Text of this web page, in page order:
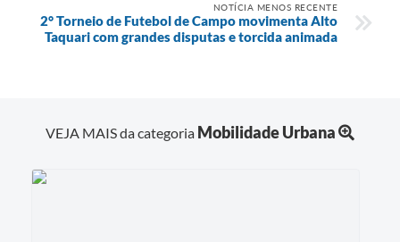
NOTÍCIA MENOS RECENTE
2° Torneio de Futebol de Campo movimenta Alto
Taquari com grandes disputas e torcida animada
VEJA MAIS da categoria Mobilidade Urbana